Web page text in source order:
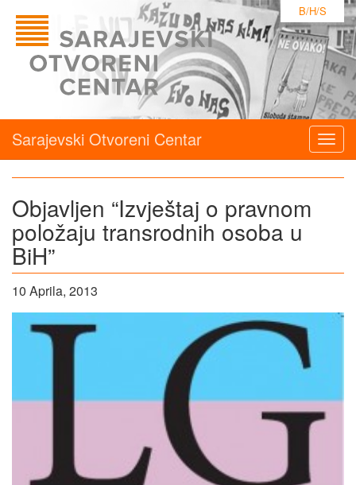
B/H/S
Sarajevski Otvoreni Centar
Objavljen “Izvještaj o pravnom
položaju transrodnih osoba u
BiH”
10 Aprila, 2013